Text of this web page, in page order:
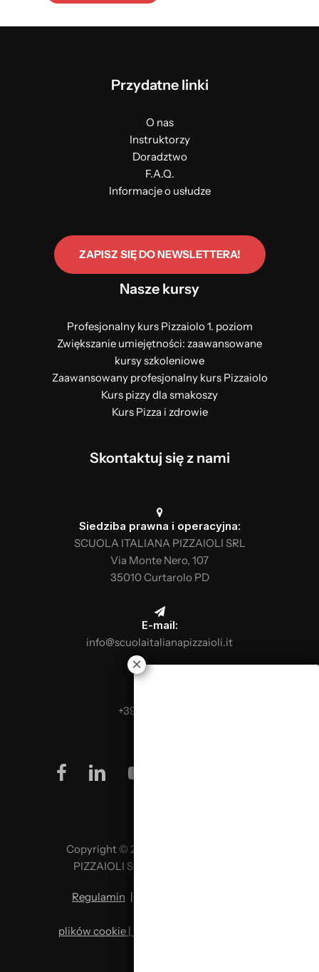
Przydatne linki
O nas
Instruktorzy
Doradztwo
F.A.Q.
Informacje o usłudze
ZAPISZ SIĘ DO NEWSLETTERA!
Nasze kursy
Profesjonalny kurs Pizzaiolo 1. poziom
Zwiększanie umiejętności: zaawansowane
kursy szkoleniowe
Zaawansowany profesjonalny kurs Pizzaiolo
Kurs pizzy dla smakoszy
Kurs Pizza i zdrowie
Skontaktuj się z nami
Siedziba prawna i operacyjna:
SCUOLA ITALIANA PIZZAIOLI SRL
Via Monte Nero, 107
35010 Curtarolo PD
E-mail:
info@scuolaitalianapizzaioli.it
+39 0499624665
facebook
linkedinyoutube
Copyright © 2026 SCUOLA ITALIANA
PIZZAIOLI SRL P. IVA 02957980341
Regulamin |
plików cookie | Zmiana preferencji plików